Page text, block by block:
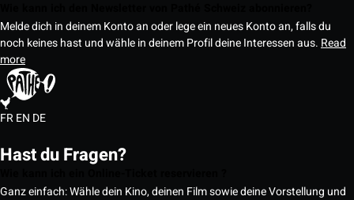
Melde dich in deinem Konto an oder lege ein neues Konto an, falls du
noch keines hast und wähle in deinem Profil deine Interessen aus. Read
more
FREN DE
Hast du Fragen?
Ganz einfach: Wähle dein Kino, deinen Film sowie deine Vorstellung und